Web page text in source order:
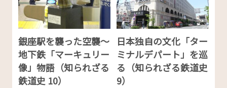
銀座駅を襲った空襲～
地下鉄「マーキュリー
像」物語（知られざる
鉄道史 10）
日本独自の文化「ター
ミナルデパート」を巡
る（知られざる鉄道史
9）